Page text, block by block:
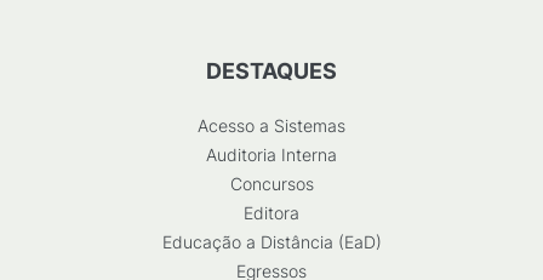
DESTAQUES
Acesso a Sistemas
Auditoria Interna
Concursos
Editora
Educação a Distância (EaD)
Egressos